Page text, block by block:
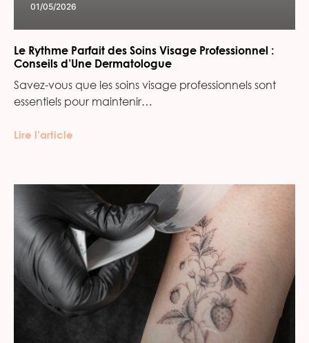
01/05/2026
Le Rythme Parfait des Soins Visage Professionnel :
Conseils d’Une Dermatologue
Savez-vous que les soins visage professionnels sont
essentiels pour maintenir…
Lire l’article